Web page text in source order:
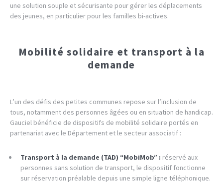
une solution souple et sécurisante pour gérer les déplacements
des jeunes, en particulier pour les familles bi-actives.
Mobilité solidaire et transport à la
demande
L’un des défis des petites communes repose sur l’inclusion de
tous, notamment des personnes âgées ou en situation de handicap.
Gauciel bénéficie de dispositifs de mobilité solidaire portés en
partenariat avec le Département et le secteur associatif :
Transport à la demande (TAD) “MobiMob” : réservé aux
personnes sans solution de transport, le dispositif fonctionne
sur réservation préalable depuis une simple ligne téléphonique.